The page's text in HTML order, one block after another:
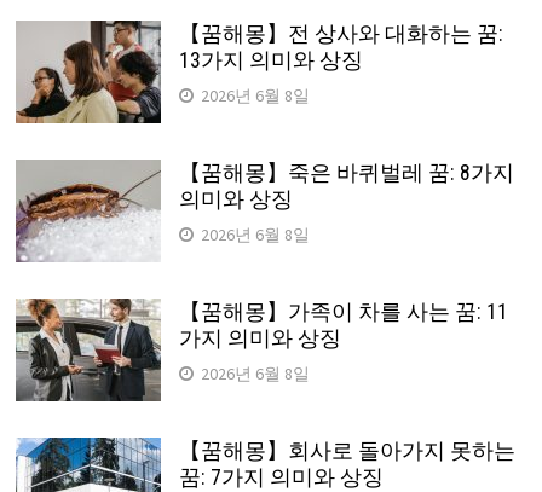
【꿈해몽】전 상사와 대화하는 꿈:
13가지 의미와 상징
2026년 6월 8일
【꿈해몽】죽은 바퀴벌레 꿈: 8가지
의미와 상징
2026년 6월 8일
【꿈해몽】가족이 차를 사는 꿈: 11
가지 의미와 상징
2026년 6월 8일
【꿈해몽】회사로 돌아가지 못하는
꿈: 7가지 의미와 상징